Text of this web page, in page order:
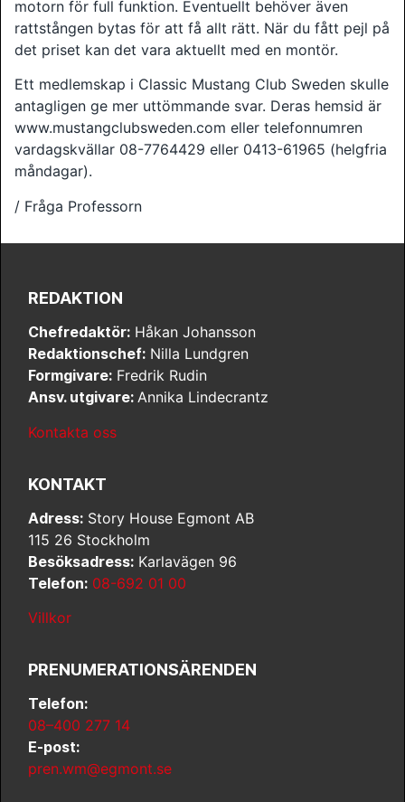
motorn för full funktion. Eventuellt behöver även
rattstången bytas för att få allt rätt. När du fått pejl på
det priset kan det vara aktuellt med en montör.
Ett medlemskap i Classic Mustang Club Sweden skulle
antagligen ge mer uttömmande svar. Deras hemsid är
www.mustangclubsweden.com eller telefonnumren
vardagskvällar 08-7764429 eller 0413-61965 (helgfria
måndagar).
/ Fråga Professorn
REDAKTION
Chefredaktör: Håkan Johansson
Redaktionschef: Nilla Lundgren
Formgivare: Fredrik Rudin
Ansv. utgivare: Annika Lindecrantz
Kontakta oss
KONTAKT
Adress: Story House Egmont AB
115 26 Stockholm
Besöksadress: Karlavägen 96
Telefon: 08-692 01 00
Villkor
PRENUMERATIONSÄRENDEN
Telefon:
08–400 277 14
E-post:
pren.wm@egmont.se